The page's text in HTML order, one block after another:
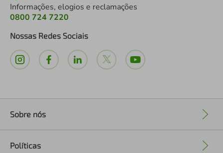
Informações, elogios e reclamações
0800 724 7220
Nossas Redes Sociais
Sobre nós
Políticas